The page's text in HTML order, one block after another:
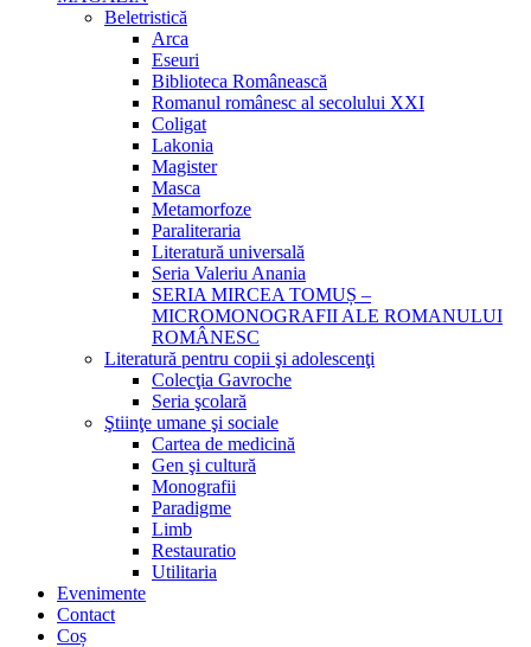
Beletristică
Arca
Eseuri
Biblioteca Românească
Romanul românesc al secolului XXI
Coligat
Lakonia
Magister
Masca
Metamorfoze
Paraliteraria
Literatură universală
Seria Valeriu Anania
SERIA MIRCEA TOMUȘ –
MICROMONOGRAFII ALE ROMANULUI
ROMÂNESC
Literatură pentru copii şi adolescenţi
Colecţia Gavroche
Seria şcolară
Ştiinţe umane şi sociale
Cartea de medicină
Gen şi cultură
Monografii
Paradigme
Limb
Restauratio
Utilitaria
Evenimente
Contact
Coș